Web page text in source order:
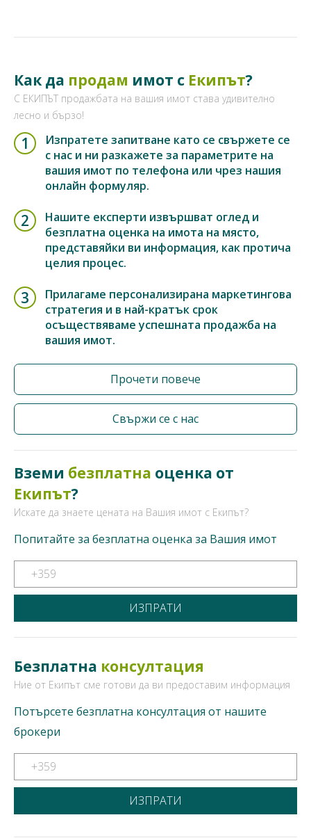
Как да продам имот с Екипът?
С ЕКИПЪТ продажбата на вашия имот става удивително
лесно и бързо!
1
Изпратете запитване като се свържете се
с нас и ни разкажете за параметрите на
вашия имот по телефона или чрез нашия
онлайн формуляр.
2
Нашите експерти извършват оглед и
безплатна оценка на имота на място,
представяйки ви информация, как протича
целия процес.
3
Прилагаме персонализирана маркетингова
стратегия и в най-кратък срок
осъществяваме успешната продажба на
вашия имот.
Прочети повече
Свържи се с нас
Вземи безплатна оценка от
Екипът?
Искате да знаете цената на Вашия имот с Екипът?
Попитайте за безплатна оценка за Вашия имот
Безплатна консултация
Ние от Екипът сме готови да ви предоставим информация
Потърсете безплатна консултация от нашите
брокери